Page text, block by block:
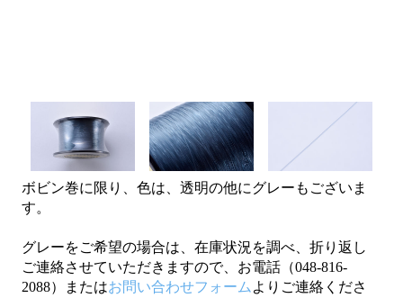
ボビン巻に限り、色は、透明の他にグレーもございま
す。
グレーをご希望の場合は、在庫状況を調べ、折り返し
ご連絡させていただきますので、お電話（048-816-
2088）またはお問い合わせフォーム よりご連絡くださ